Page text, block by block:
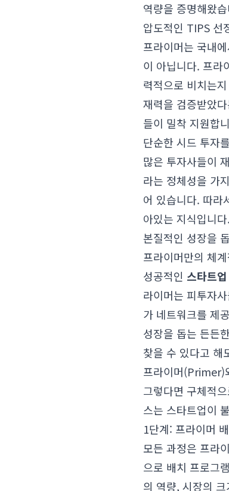
역량을 증명해왔
압도적인 TIPS 선
프라이머는 국내
이 아닙니다. 프라
력적으로 비치는
재력을 검증받았
들이 밀착 지원합
단순한 시드 투자
많은 투자사들이
라는 정체성을 가
어 있습니다. 따라
아있는 지식입니다.
본질적인 성장을
프라이머만의 체
성공적인 스타트
라이머는 피투자
가 네트워크를 제
성장을 돕는 든든
찾을 수 있다고 해
프라이머(Primer)
그렇다면 구체적
스는 스타트업이
1단계: 프라이머
모든 과정은 프라
으로 배치 프로그
의 역량, 시장의